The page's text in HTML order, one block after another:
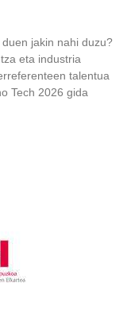
jakin nahi duzu?
eta industria
talentua
Tech 2026 gida